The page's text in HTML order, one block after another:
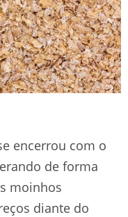
encerrou com o
de forma
moinhos
diante do